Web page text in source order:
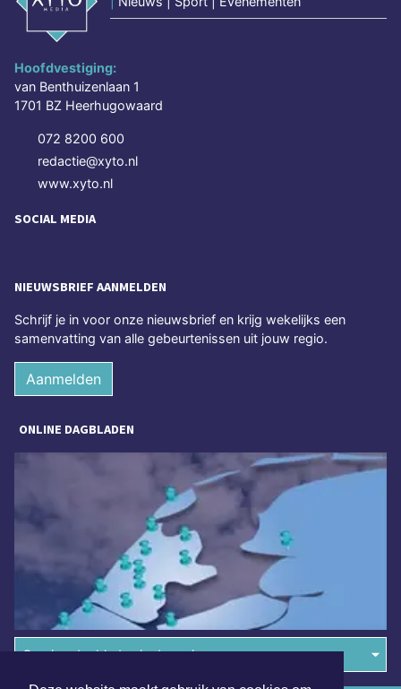
Hoofdvestiging:
van Benthuizenlaan 1
1701 BZ Heerhugowaard
072 8200 600
redactie@xyto.nl
www.xyto.nl
SOCIAL MEDIA
NIEUWSBRIEF AANMELDEN
Schrijf je in voor onze nieuwsbrief en krijg wekelijks een
samenvatting van alle gebeurtenissen uit jouw regio.
Aanmelden
ONLINE DAGBLADEN
Overige dagbladen in de regio